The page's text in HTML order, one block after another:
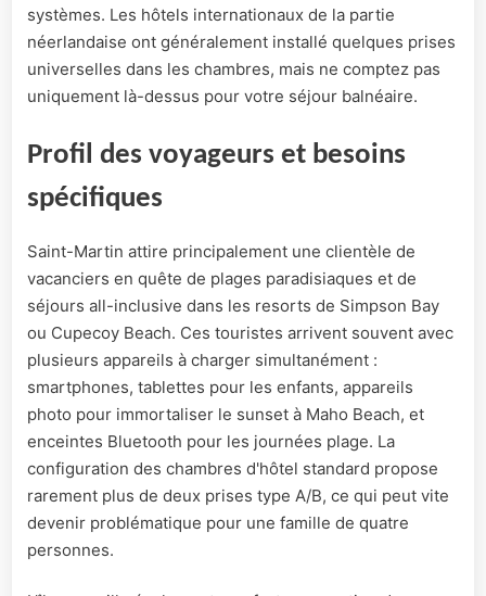
systèmes. Les hôtels internationaux de la partie
néerlandaise ont généralement installé quelques prises
universelles dans les chambres, mais ne comptez pas
uniquement là-dessus pour votre séjour balnéaire.
Profil des voyageurs et besoins
spécifiques
Saint-Martin attire principalement une clientèle de
vacanciers en quête de plages paradisiaques et de
séjours all-inclusive dans les resorts de Simpson Bay
ou Cupecoy Beach. Ces touristes arrivent souvent avec
plusieurs appareils à charger simultanément :
smartphones, tablettes pour les enfants, appareils
photo pour immortaliser le sunset à Maho Beach, et
enceintes Bluetooth pour les journées plage. La
configuration des chambres d'hôtel standard propose
rarement plus de deux prises type A/B, ce qui peut vite
devenir problématique pour une famille de quatre
personnes.